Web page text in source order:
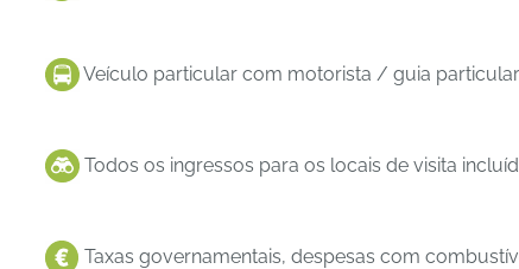
Veículo particular com motorista / guia
Todos os ingressos para os locais de visita
Taxas governamentais, despesas com